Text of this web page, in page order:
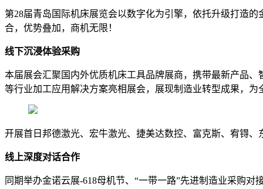
第28届青岛国际机床展览会以数字化为引擎，依托升级打造
合，优势叠加，商机无限！
线下沉浸体验采购
本届展会汇聚国内外优质机床工具品牌展商，携带最新产品
等行业加工应用解决方案亮相展会，展现制造业转型成果，为
开展首日邦德激光、宏牛激光、捷美达数控、富克斯、宥锝
线上深度对话合作
同期举办金诺云展-618母机节、“一带一路”先进制造业采购